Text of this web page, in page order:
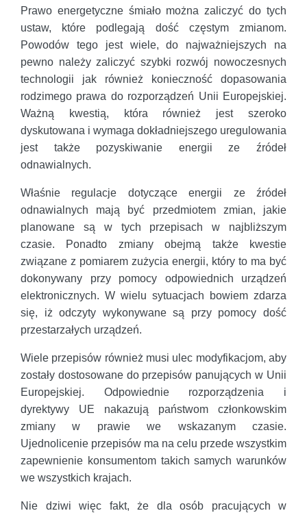
Prawo energetyczne śmiało można zaliczyć do tych
ustaw, które podlegają dość częstym zmianom.
Powodów tego jest wiele, do najważniejszych na
pewno należy zaliczyć szybki rozwój nowoczesnych
technologii jak również konieczność dopasowania
rodzimego prawa do rozporządzeń Unii Europejskiej.
Ważną kwestią, która również jest szeroko
dyskutowana i wymaga dokładniejszego uregulowania
jest także pozyskiwanie energii ze źródeł
odnawialnych.
Właśnie regulacje dotyczące energii ze źródeł
odnawialnych mają być przedmiotem zmian, jakie
planowane są w tych przepisach w najbliższym
czasie. Ponadto zmiany obejmą także kwestie
związane z pomiarem zużycia energii, który to ma być
dokonywany przy pomocy odpowiednich urządzeń
elektronicznych. W wielu sytuacjach bowiem zdarza
się, iż odczyty wykonywane są przy pomocy dość
przestarzałych urządzeń.
Wiele przepisów również musi ulec modyfikacjom, aby
zostały dostosowane do przepisów panujących w Unii
Europejskiej. Odpowiednie rozporządzenia i
dyrektywy UE nakazują państwom członkowskim
zmiany w prawie we wskazanym czasie.
Ujednolicenie przepisów ma na celu przede wszystkim
zapewnienie konsumentom takich samych warunków
we wszystkich krajach.
Nie dziwi więc fakt, że dla osób pracujących w